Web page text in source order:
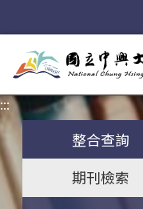
:::
整合查詢
期刊檢索